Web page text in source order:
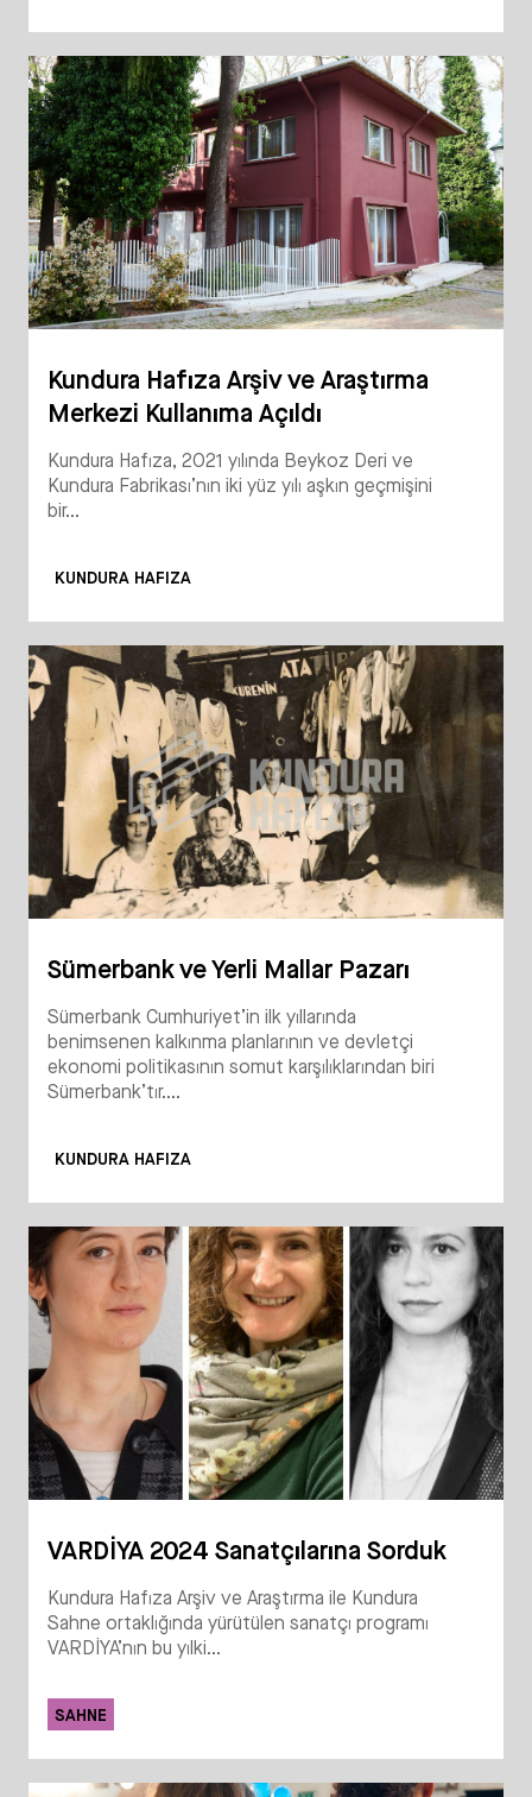
Kundura Hafıza Arşiv ve Araştırma
Merkezi Kullanıma Açıldı
Kundura Hafıza, 2021 yılında Beykoz Deri ve
Kundura Fabrikası’nın iki yüz yılı aşkın geçmişini
bir...
KUNDURA HAFIZA
Sümerbank ve Yerli Mallar Pazarı
Sümerbank Cumhuriyet’in ilk yıllarında
benimsenen kalkınma planlarının ve devletçi
ekonomi politikasının somut karşılıklarından biri
Sümerbank’tır....
KUNDURA HAFIZA
VARDİYA 2024 Sanatçılarına Sorduk
Kundura Hafıza Arşiv ve Araştırma ile Kundura
Sahne ortaklığında yürütülen sanatçı programı
VARDİYA’nın bu yılki...
SAHNE